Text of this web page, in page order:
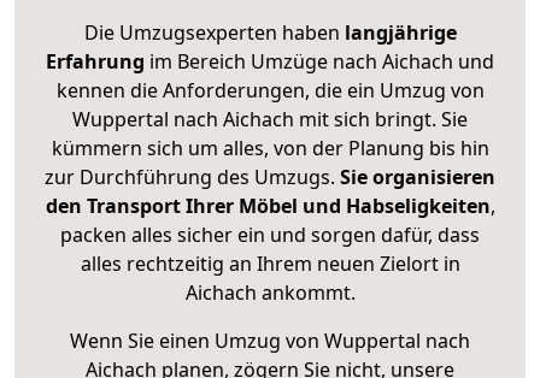
Die Umzugsexperten haben langjährige
Erfahrung im Bereich Umzüge nach Aichach und
kennen die Anforderungen, die ein Umzug von
Wuppertal nach Aichach mit sich bringt. Sie
kümmern sich um alles, von der Planung bis hin
zur Durchführung des Umzugs. Sie organisieren
den Transport Ihrer Möbel und Habseligkeiten,
packen alles sicher ein und sorgen dafür, dass
alles rechtzeitig an Ihrem neuen Zielort in
Aichach ankommt.
Wenn Sie einen Umzug von Wuppertal nach
Aichach planen, zögern Sie nicht, unsere